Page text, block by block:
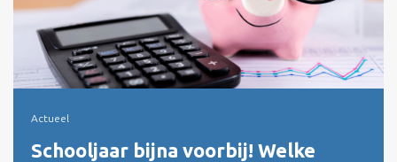
Actueel
Schooljaar bijna voorbij! Welke